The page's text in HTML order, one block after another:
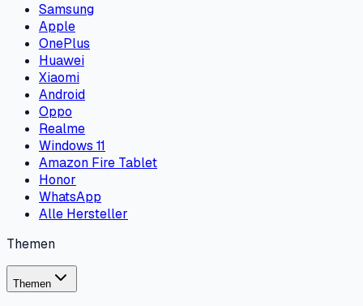
Samsung
Apple
OnePlus
Huawei
Xiaomi
Android
Oppo
Realme
Windows 11
Amazon Fire Tablet
Honor
WhatsApp
Alle Hersteller
Themen
Themen